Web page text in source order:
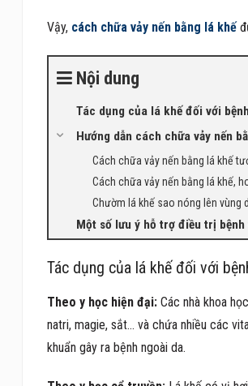
Vậy, cách chữa vảy nến bằng lá khế
Nội dung
Tác dụng của lá khế đối với
Hướng dẫn cách chữa vảy nến
Cách chữa vảy nến bằng lá khế
Cách chữa vảy nến bằng lá khế,
Chườm lá khế sao nóng lên vùng
Một số lưu ý hỗ trợ điều trị bệnh
Tác dụng của lá khế đối với
Theo y học hiện đại:Các nhà khoa
natri, magie, sắt… và chứa nhiều các
khuẩn gây ra bệnh ngoài da.